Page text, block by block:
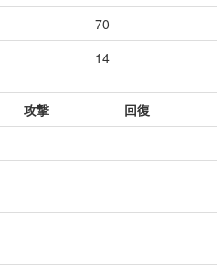
70
14
攻撃
回復